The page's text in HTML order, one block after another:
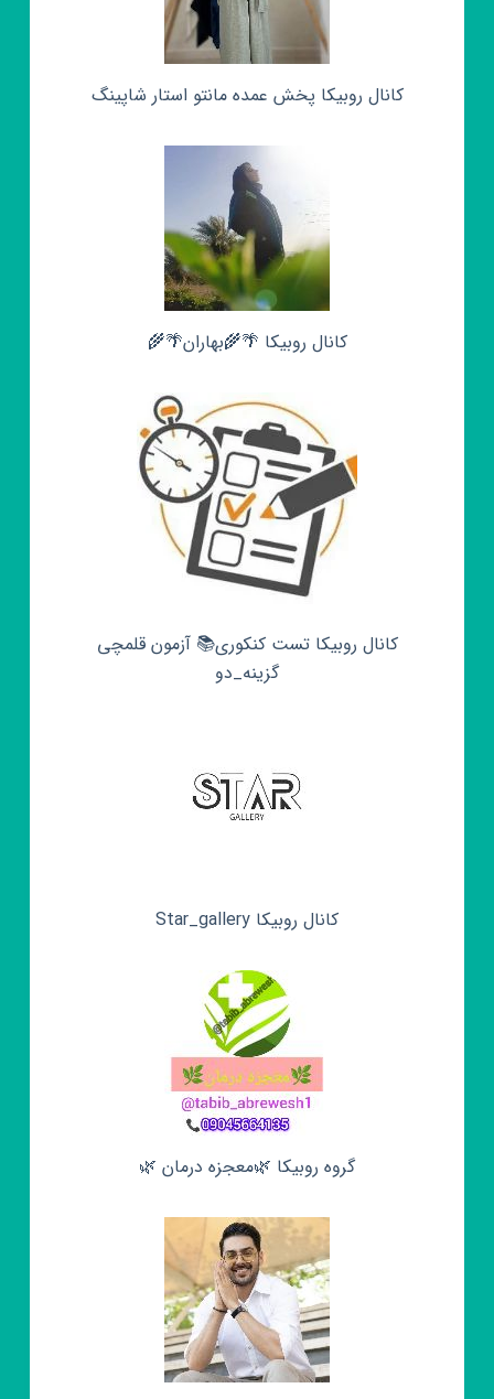
کانال روبیکا پخش عمده مانتو استار شاپینگ
کانال روبیکا 🌴🌾بهاران🌴🌾
کانال روبیکا تست کنکوری📚 آزمون قلمچی‌‌
گزینه_دو
کانال روبیکا Star_gallery
گروه روبیکا 🌿معجزه درمان 🌿